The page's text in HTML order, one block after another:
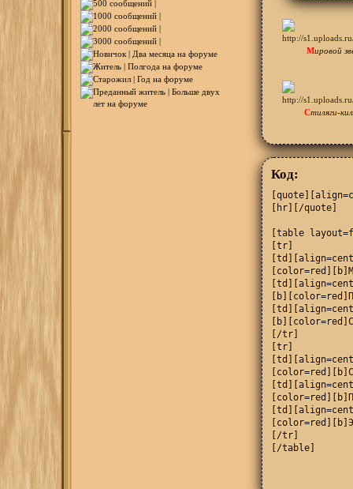
Мировой
Стиляги-
Код:
[hr][/quote]
[table
[tr]
[/tr]
[tr]
[/tr]
[/table]